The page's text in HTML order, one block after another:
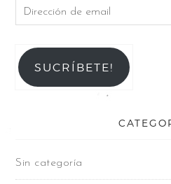
SUCRÍBETE!
Sin categoría